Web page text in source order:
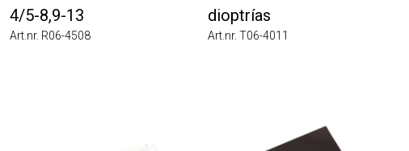
4/5-8,9-13
Art.nr. R06-4508
dioptrías
Art.nr. T06-4011